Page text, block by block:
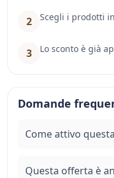
2 Scegli i prodotti
3 Lo sconto è già
Domande
Come attivo
Questa offerta è